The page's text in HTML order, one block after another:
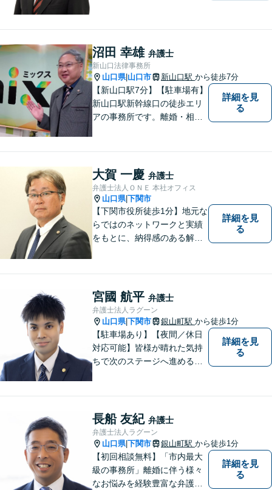
い！
沼田 幸雄 弁護士
新山口法律事務所
山口県| 山口市 新山口駅 から徒歩7分
【新山口駅7分】【駐車場有】
新山口駅新幹線口の徒歩エリ
アの事務所です。離婚・相続
になることがあれば、おたず
ねください。
詳細を見
る
大賀 一慶 弁護士
弁護士法人ＯＮＥ 本社オフィス
山口県|下関市
【下関市役所徒歩1分】地元な
らではのネットワークと実績
をもとに、納得感のある解決
詳細を見
る
宮國 航平 弁護士
弁護士法人ラグーン
山口県|下関市 銀山町駅 から徒歩1分
【駐車場あり】【夜間／休日
対応可能】皆様が晴れた気持
ちで次のステージへ進めるよ
応。【地域に根差した弁護
士】何かお困りごとがござい
ましたらお一人で考え込ま
ず、ご相談下さい。
詳細を見
る
長船 友紀 弁護士
弁護士法人ラグーン
山口県|下関市 銀山町駅 から徒歩1分
【初回相談無料】「市内最大
級の事務所」離婚に伴う様々
なお悩みを経験豊富な弁護士
詳細を見
る